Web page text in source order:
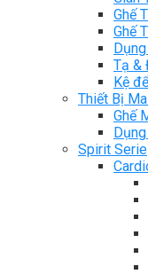
Ghế
Ghế
Tạ &
Kệ
Thiết Bị
Ghế
Spirit Serie